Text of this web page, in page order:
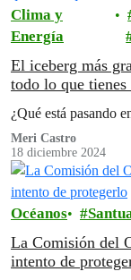
Clima y
Energía
El iceberg más
todo lo que tienes
¿Qué está pasando
Meri Castro
18 diciembre 2024
Océanos
La Comisión del
intento de